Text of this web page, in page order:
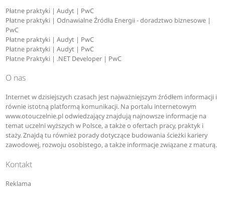
Płatne praktyki | Audyt | PwC
Płatne praktyki | Odnawialne Źródła Energii - doradztwo biznesowe |
PwC
Płatne praktyki | Audyt | PwC
Płatne praktyki | Audyt | PwC
Płatne Praktyki | .NET Developer | PwC
O nas
Internet w dzisiejszych czasach jest najważniejszym źródłem informacji i
równie istotną platformą komunikacji. Na portalu internetowym
www.otouczelnie.pl odwiedzający znajdują najnowsze informacje na
temat uczelni wyższych w Polsce, a także o ofertach pracy, praktyk i
staży. Znajdą tu również porady dotyczące budowania ścieżki kariery
zawodowej, rozwoju osobistego, a także informacje związane z maturą.
Kontakt
Reklama